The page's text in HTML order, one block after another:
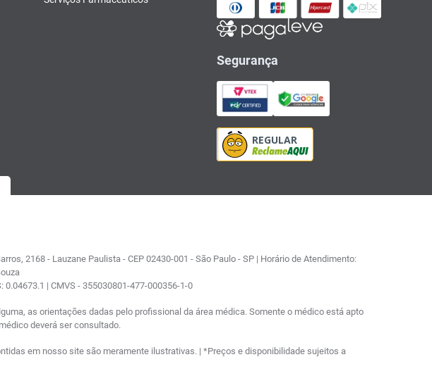
Segurança
2168 - Lauzane Paulista - CEP 02430-001 - São Paulo - SP | Horário de Atendimento:
| CMVS - 355030801-477-000356-1-0
as orientações dadas pelo profissional da área médica. Somente o médico está apto
deverá ser consultado.
em nosso site são meramente ilustrativas. | *Preços e disponibilidade sujeitos a